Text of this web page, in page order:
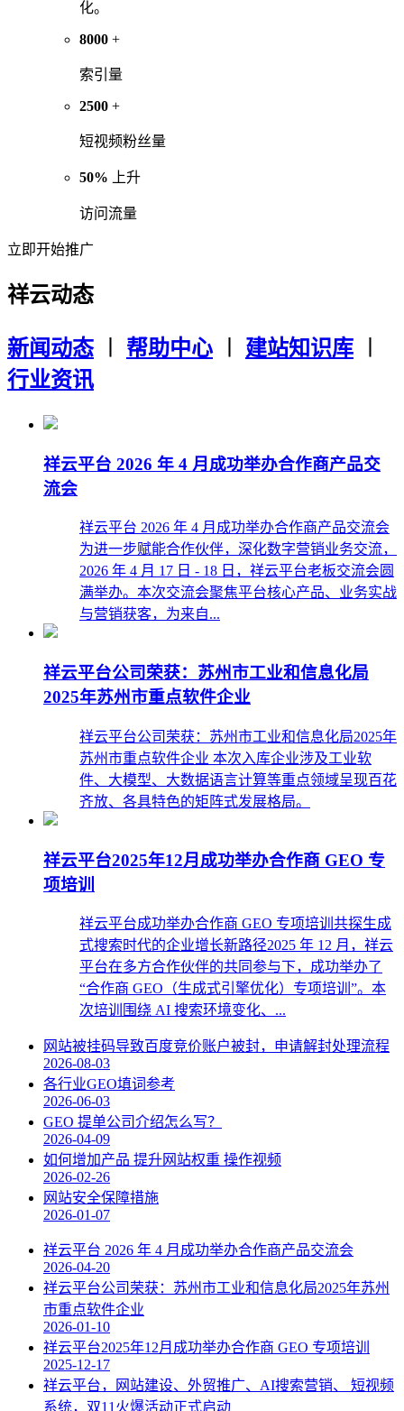
化。
8000 +
索引量
2500 +
短视频粉丝量
50% 上升
访问流量
立即开始推广
祥云动态
新闻动态︱ 帮助中心︱ 建站知识库
行业资讯
祥云平台 2026 年 4 月成功举办合作商产品交
流会
祥云平台 2026 年 4 月成功举办合作商产品交流会
为进一步赋能合作伙伴，深化数字营销业务交流，
2026 年 4 月 17 日 - 18 日，祥云平台老板交流会圆
满举办。本次交流会聚焦平台核心产品、业务实战
与营销获客，为来自...
祥云平台公司荣获：苏州市工业和信息化局
2025年苏州市重点软件企业
祥云平台公司荣获：苏州市工业和信息化局2025年
苏州市重点软件企业 本次入库企业涉及工业软
件、大模型、大数据语言计算等重点领域呈现百花
齐放、各具特色的矩阵式发展格局。
祥云平台2025年12月成功举办合作商 GEO 专
项培训
祥云平台成功举办合作商 GEO 专项培训共探生成
式搜索时代的企业增长新路径2025 年 12 月，祥云
平台在多方合作伙伴的共同参与下，成功举办了
“合作商 GEO（生成式引擎优化）专项培训”。本
次培训围绕 AI 搜索环境变化、...
网站被挂码导致百度竞价账户被封，申请解封处理流程
2026-08-03
各行业GEO填词参考
2026-06-03
GEO 提单公司介绍怎么写？
2026-04-09
如何增加产品 提升网站权重 操作视频
2026-02-26
网站安全保障措施
2026-01-07
祥云平台 2026 年 4 月成功举办合作商产品交流会
2026-04-20
祥云平台公司荣获：苏州市工业和信息化局2025年苏州
市重点软件企业
2026-01-10
祥云平台2025年12月成功举办合作商 GEO 专项培训
2025-12-17
祥云平台，网站建设、外贸推广、AI搜索营销、 短视频
系统，双11火爆活动正式启动